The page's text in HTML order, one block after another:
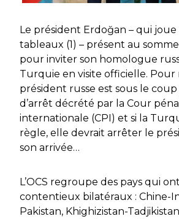
Le président Erdoğan – qui
tableaux (1) – présent au
pour inviter son homologue
Turquie en visite officielle. Pour
président russe est sous le
d’arrêt décrété par la Cour
internationale (CPI) et si la
règle, elle devrait arrêter le
son arrivée…
L’OCS regroupe des pays qui
contentieux bilatéraux : Chine-
Pakistan, Khighizistan-